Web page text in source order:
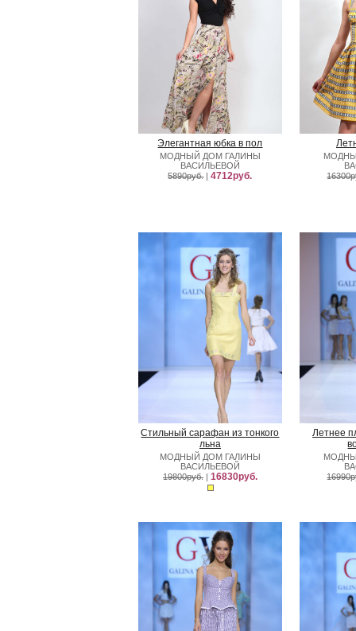
Элегантная юбка в пол
МОДНЫЙ ДОМ ГАЛИНЫ
ВАСИЛЬЕВОЙ
5890руб.|4712руб.
Стильный сарафан из тонкого
льна
МОДНЫЙ ДОМ ГАЛИНЫ
ВАСИЛЬЕВОЙ
19800руб. | 16830руб.
Летнее